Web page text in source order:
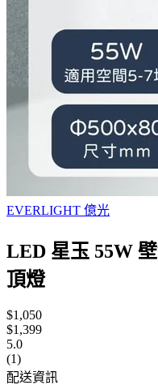
EVERLIGHT 億光
LED 星玉 55W
頂燈
$1,050
$1,399
5.0
(1)
配送資訊